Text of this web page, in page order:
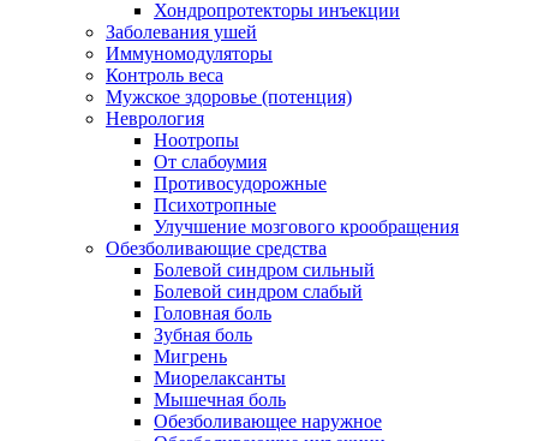
Хондропротекторы инъекции
Заболевания ушей
Иммуномодуляторы
Контроль веса
Мужское здоровье (потенция)
Неврология
Ноотропы
От слабоумия
Противосудорожные
Психотропные
Улучшение мозгового крообращения
Обезболивающие средства
Болевой синдром сильный
Болевой синдром слабый
Головная боль
Зубная боль
Мигрень
Миорелаксанты
Мышечная боль
Обезболивающее наружное